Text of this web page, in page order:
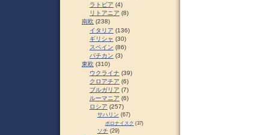
ラトビア (4)
リトアニア (8)
南欧 (238)
イタリア (136)
ギリシャ (30)
スペイン (86)
バチカン (3)
東欧 (310)
ウクライナ (39)
クロアチア (6)
ブルガリア (7)
ルーマニア (6)
ロシア (257)
サハリン (67)
ポロナイスク (37)
ソチ (29)